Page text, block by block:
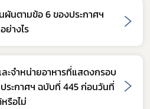
ผันตามข้อ 6 ของประกาศฯ
างไร
ะจำหน่ายอาหารที่แสดงกรอบ
ระกาศฯ ฉบับที่ 445 ก่อนวันที่
รือไม่